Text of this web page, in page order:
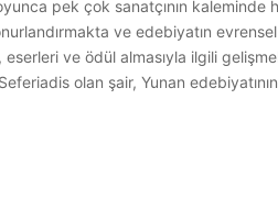
pek çok sanatçının kaleminde
ve edebiyatın
ve ödül almasıyla ilgili
olan şair, Yunan